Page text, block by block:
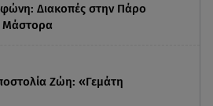
Διακοπές στην Πάρο
Μάστορα
Ζώη: «Γεμάτη